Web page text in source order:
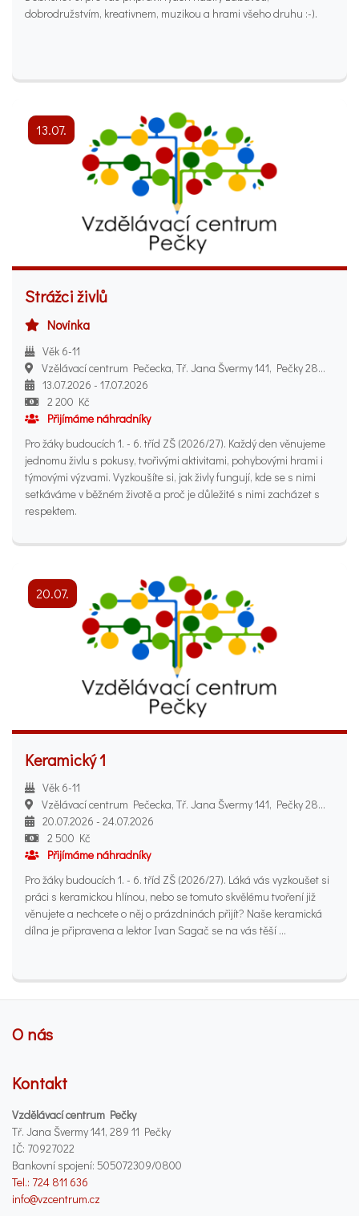
dobrodružstvím, kreativnem, muzikou a hrami všeho druhu :-).
13.07.
Strážci živlů
Novinka
Věk 6-11
Vzělávací centrum Pečecka, Tř. Jana Švermy 141, Pečky 289 11
13.07.2026 - 17.07.2026
2 200 Kč
Přijímáme náhradníky
Pro žáky budoucích 1. - 6. tříd ZŠ (2026/27). Každý den věnujeme
jednomu živlu s pokusy, tvořivými aktivitami, pohybovými hrami i
týmovými výzvami. Vyzkoušíte si, jak živly fungují, kde se s nimi
setkáváme v běžném životě a proč je důležité s nimi zacházet s
respektem.
20.07.
Keramický 1
Věk 6-11
Vzělávací centrum Pečecka, Tř. Jana Švermy 141, Pečky 289 11
20.07.2026 - 24.07.2026
2 500 Kč
Přijímáme náhradníky
Pro žáky budoucích 1. - 6. tříd ZŠ (2026/27). Láká vás vyzkoušet si
práci s keramickou hlínou, nebo se tomuto skvělému tvoření již
věnujete a nechcete o něj o prázdninách přijít? Naše keramická
dílna je připravena a lektor Ivan Sagač se na vás těší …
O nás
Kontakt
Vzdělávací centrum Pečky
Tř. Jana Švermy 141, 289 11 Pečky
IČ: 70927022
Bankovní spojení: 505072309/0800
Tel.: 724 811 636
info@vzcentrum.cz